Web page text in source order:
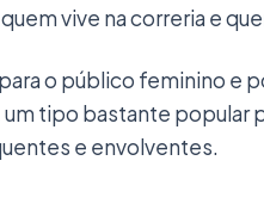
vive na correria e
o público feminino e
tipo bastante popular
e envolventes.